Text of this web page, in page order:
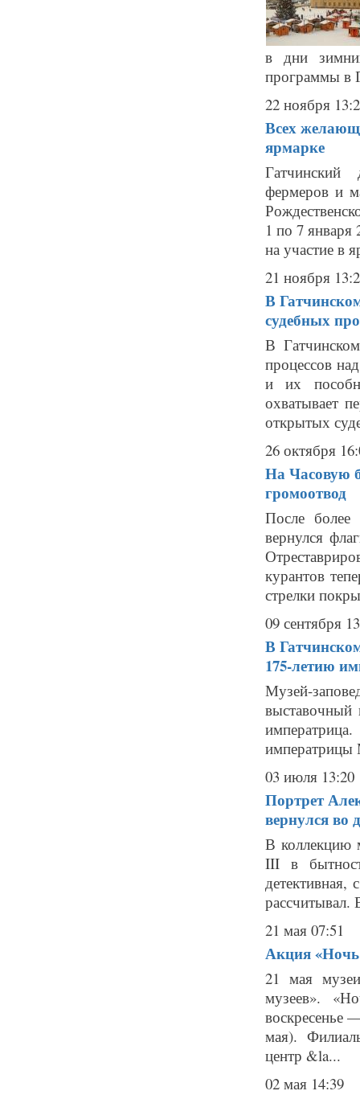
в дни
программы в
22 ноября
Всех
ярмарке
Гатчинский
фермеров и
1 по 7
на участие в
21 ноября
В
судебных
В
процессов
и их
охватывает
открытых
26 октября
На Часовую
громоотвод
После
вернулся
курантов
стрелки
09 сентября
В
175-летию
Музей-
выставочный
императрицы
03 июля 13:20
Портрет
вернулся во
В коллекцию
III в
рассчитывал.
21 мая 07:51
Акция «Ночь
21 мая
музеев».
воскресенье
мая).
центр &la...
02 мая 14:39